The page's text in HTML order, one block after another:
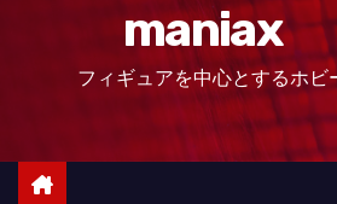
maniax
フィギュアを中心とするホビ